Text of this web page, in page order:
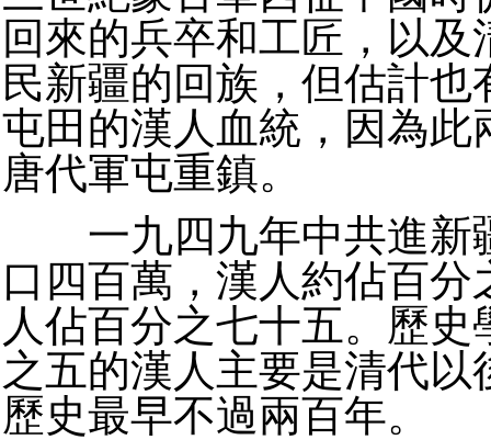
回來的兵卒和工匠，以及
民新疆的回族，但估計也
屯田的漢人血統，因為此
唐代軍屯重鎮。
一九四九年中共進新
口四百萬，漢人約佔百分
人佔百分之七十五。歷史
之五的漢人主要是清代以
歷史最早不過兩百年。